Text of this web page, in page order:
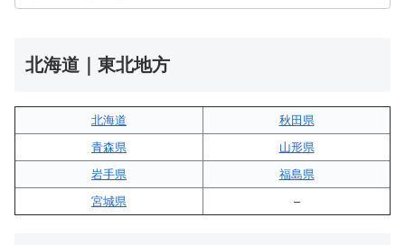
北海道｜東北地方
北海道
秋田県
青森県
山形県
岩手県
福島県
宮城県
–